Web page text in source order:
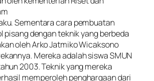
Sementara cara pembuatan
pisang dengan teknik yang berbeda
oleh Arko Jatmiko Wicaksono
Mereka adalah siswa SMUN
2003. Teknik yang mereka
memperoleh penghargaan dari